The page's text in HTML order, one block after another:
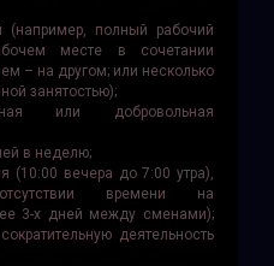
(например, полный рабочий
месте в сочетании
– на другом; или несколько
занятостью);
или добровольная
в неделю;
(10:00 вечера до 7:00 утра),
времени на
3-х дней между сменами);
деятельность